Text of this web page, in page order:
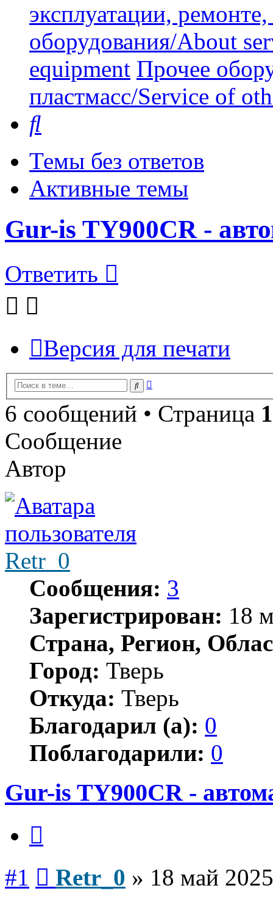
эксплуатации,
оборудования/About
equipment Прочее
пластмасс/Service of
Темы без ответов
Активные темы
Gur-is TY900CR -
Ответить
Версия для печати
Поиск
6 сообщений • Страница 1
Сообщение
Автор
Retr_0
Сообщения: 3
Зарегистрирован: 18
Страна, Регион,
Город: Тверь
Откуда: Тверь
Благодарил (а): 0
Поблагодарили: 0
Gur-is TY900CR -
#1 Retr_0 » 18 май